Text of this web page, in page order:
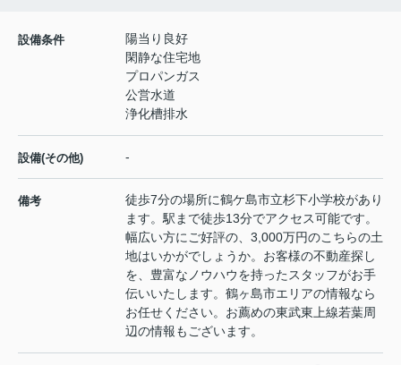
設備条件
陽当り良好
閑静な住宅地
プロパンガス
公営水道
浄化槽排水
設備(その他) -
備考
徒歩7分の場所に鶴ケ島市立杉下小学校があり
ます。駅まで徒歩13分でアクセス可能です。
幅広い方にご好評の、3,000万円のこちらの土
地はいかがでしょうか。お客様の不動産探し
を、豊富なノウハウを持ったスタッフがお手
伝いいたします。鶴ヶ島市エリアの情報なら
お任せください。お薦めの東武東上線若葉周
辺の情報もございます。